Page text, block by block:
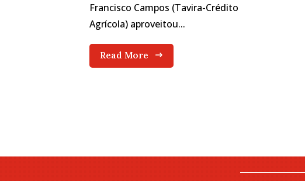
Francisco Campos (Tavira-Crédito
Agrícola) aproveitou...
Read More